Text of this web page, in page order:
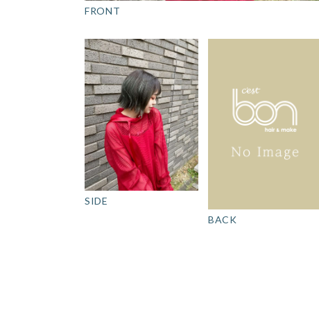
FRONT
SIDE
BACK